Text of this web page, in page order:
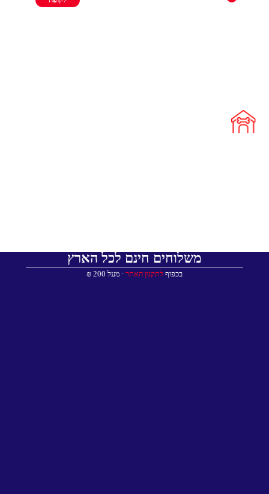
משלוחים חינם לכל הארץ
בכפוף לתקנון האתר ∙ מעל 200 ₪